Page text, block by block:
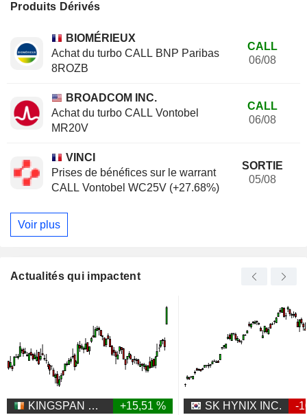
Produits Dérivés
BIOMÉRIEUX
Achat du turbo CALL BNP Paribas
8ROZB
CALL
06/08
BROADCOM INC.
Achat du turbo CALL Vontobel
MR20V
CALL
06/08
VINCI
Prises de bénéfices sur le warrant
CALL Vontobel WC25V (+27.68%)
SORTIE
05/08
Voir plus
Actualités qui impactent
KINGSPAN GROUP PLC
+15,51 %
SK HYNIX INC.
-